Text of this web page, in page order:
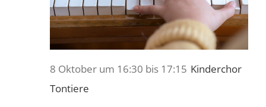
8 Oktober um 16:30 bis 17:15 Kinderchor
Tontiere